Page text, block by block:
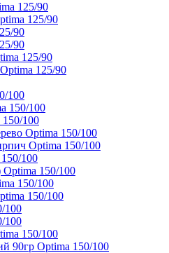
125/90
125/90
90
90
125/90
125/90
100
150/100
150/100
Optima 150/100
Optima 150/100
100
150/100
150/100
150/100
100
100
150/100
90гр Optima 150/100